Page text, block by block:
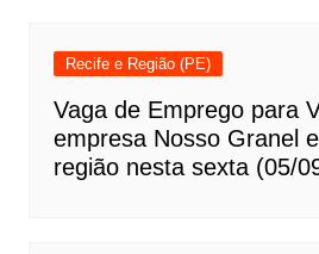
Recife e Região (PE)
Vaga de Emprego para
empresa Nosso Granel
região nesta sexta (05/